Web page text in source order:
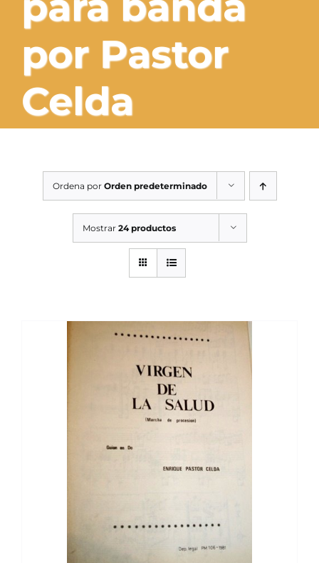
SERVICIOS TALLER
SERVICIOS TALLER
OCASIÓN
por Pastor
Celda
Ordena por Orden predeterminado
Mostrar 24 productos